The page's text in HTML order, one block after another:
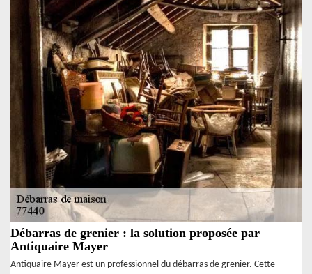
Débarras de grenier : la solution proposée par
Antiquaire Mayer
Antiquaire Mayer est un professionnel du débarras de grenier. Cette